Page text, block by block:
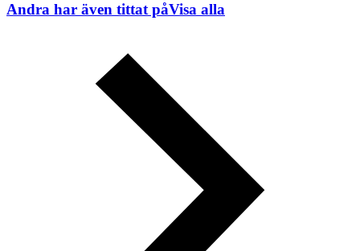
Andra har även tittat påVisa alla